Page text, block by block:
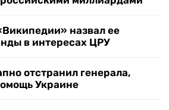
назвал ее
в интересах ЦРУ
отстранил генерала,
Украине